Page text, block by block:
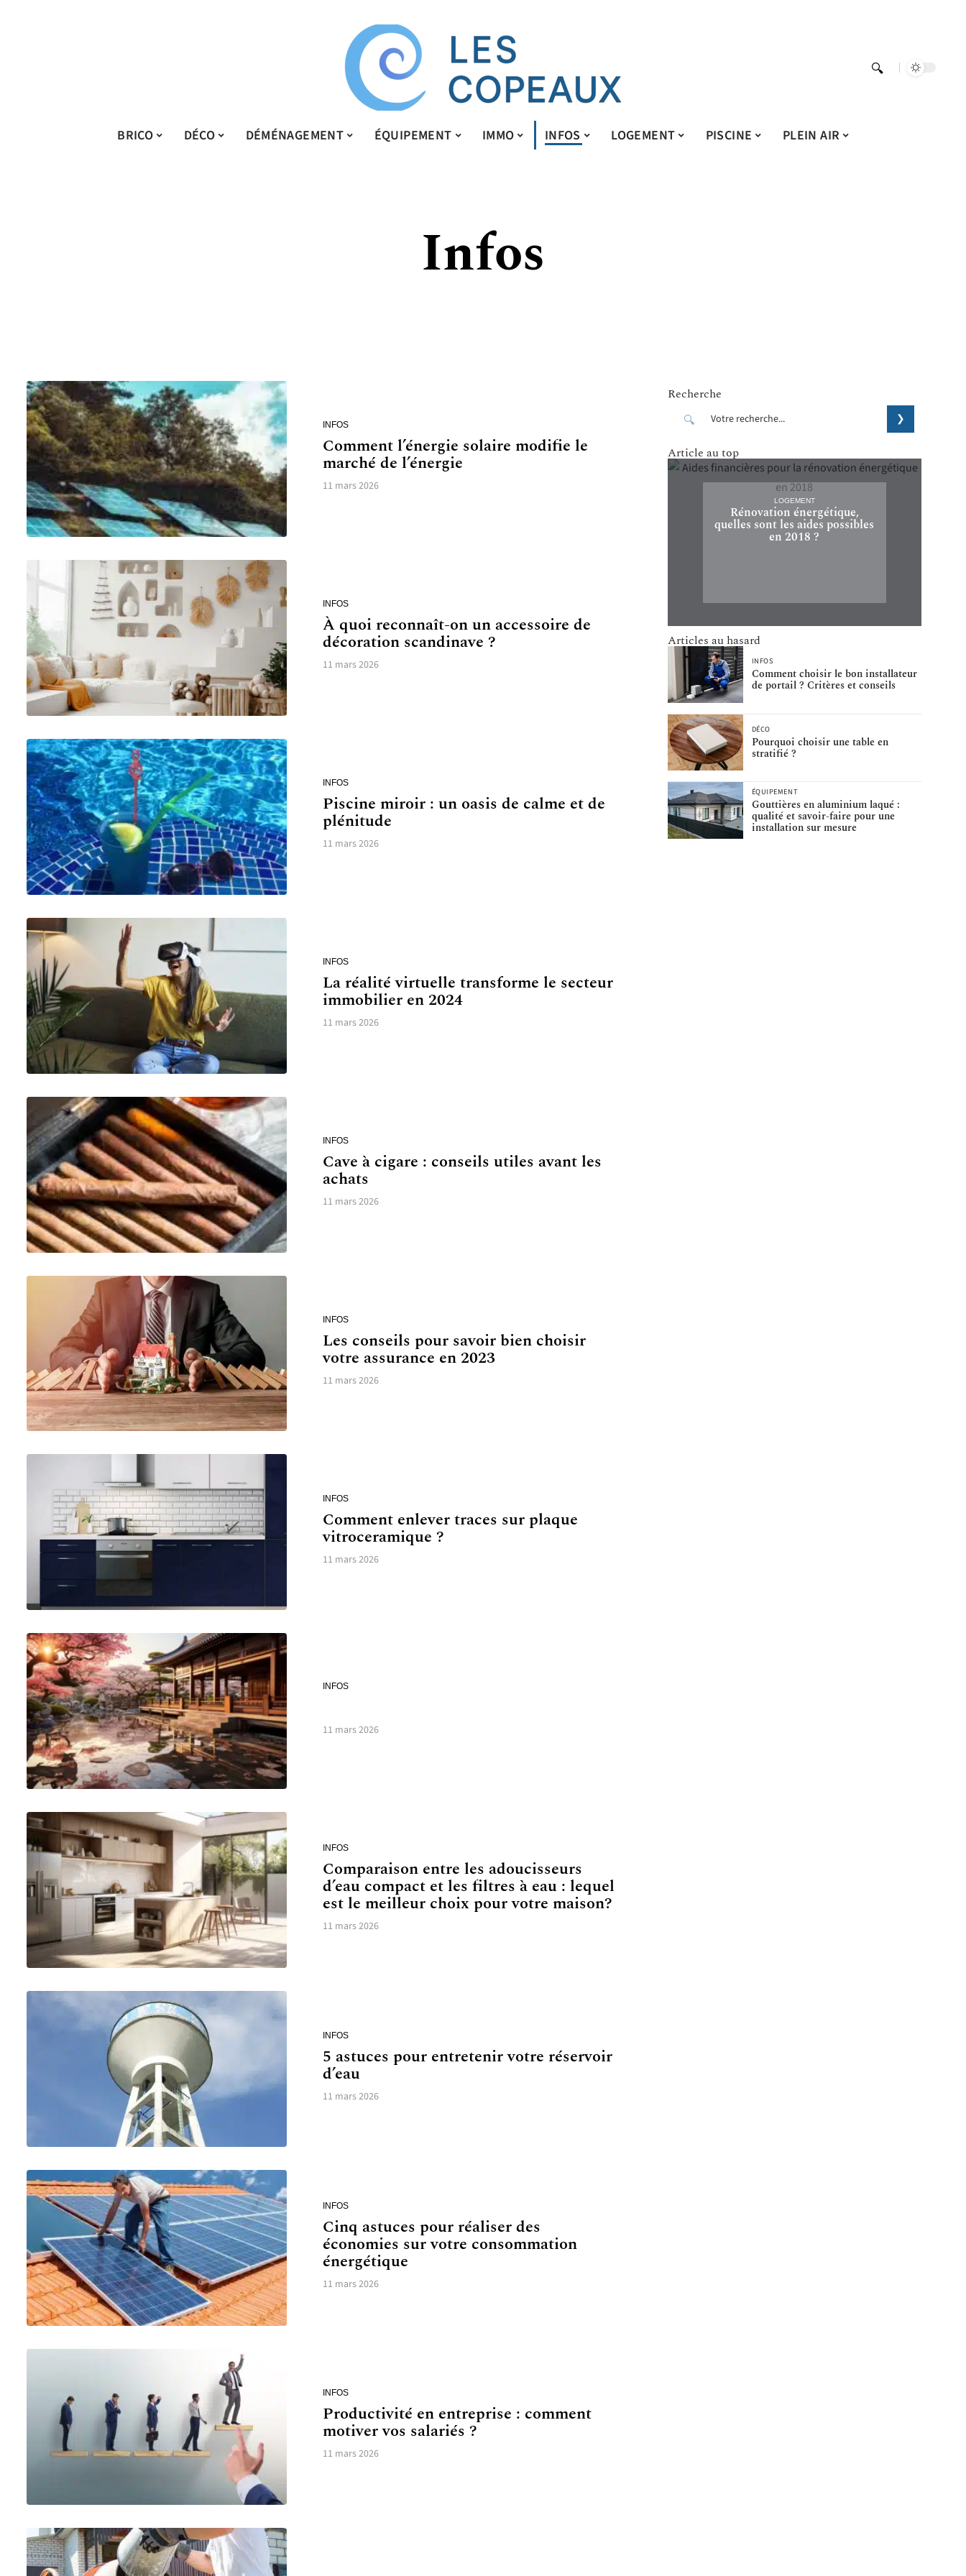
BRICO DÉCO DÉMÉNAGEMENT ÉQUIPEMENT IMMO INFOS LOGEMENT PISCINE PLEIN AIR
Infos
INFOS
Comment l’énergie solaire modifie le
marché de l’énergie
11 mars 2026
INFOS
À quoi reconnaît-on un accessoire de
décoration scandinave ?
11 mars 2026
INFOS
Piscine miroir : un oasis de calme et de
plénitude
11 mars 2026
INFOS
La réalité virtuelle transforme le secteur
immobilier en 2024
11 mars 2026
INFOS
Cave à cigare : conseils utiles avant les
achats
11 mars 2026
INFOS
Les conseils pour savoir bien choisir
votre assurance en 2023
11 mars 2026
INFOS
Comment enlever traces sur plaque
vitroceramique ?
11 mars 2026
INFOS
11 mars 2026
INFOS
Comparaison entre les adoucisseurs
d’eau compact et les filtres à eau : lequel
est le meilleur choix pour votre maison?
11 mars 2026
INFOS
5 astuces pour entretenir votre réservoir
d’eau
11 mars 2026
INFOS
Cinq astuces pour réaliser des
économies sur votre consommation
énergétique
11 mars 2026
INFOS
Productivité en entreprise : comment
motiver vos salariés ?
11 mars 2026
Recherche
Article au top
LOGEMENT
Rénovation énergétique,
quelles sont les aides possibles
en 2018 ?
Articles au hasard
INFOS
Comment choisir le bon installateur
de portail ? Critères et conseils
DÉCO
Pourquoi choisir une table en
stratifié ?
ÉQUIPEMENT
Gouttières en aluminium laqué :
qualité et savoir-faire pour une
installation sur mesure